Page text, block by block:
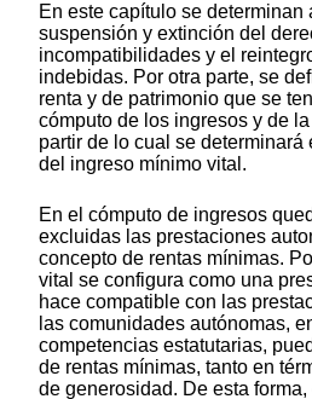
En este capítulo se
suspensión y extinción del
incompatibilidades y el
indebidas. Por otra parte, se
renta y de patrimonio que se
cómputo de los ingresos y de
partir de lo cual se
del ingreso mínimo vital.
En el cómputo de ingresos
excluidas las prestaciones
concepto de rentas mínimas.
vital se configura como una
hace compatible con las
las comunidades autónomas,
competencias estatutarias,
de rentas mínimas, tanto en
de generosidad. De esta